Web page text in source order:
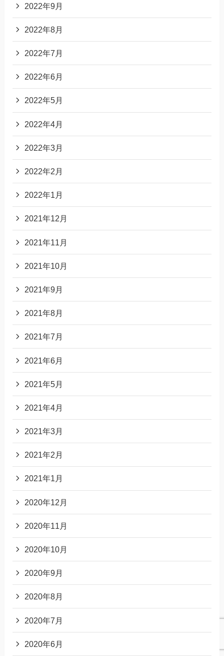
2022年9月
2022年8月
2022年7月
2022年6月
2022年5月
2022年4月
2022年3月
2022年2月
2022年1月
2021年12月
2021年11月
2021年10月
2021年9月
2021年8月
2021年7月
2021年6月
2021年5月
2021年4月
2021年3月
2021年2月
2021年1月
2020年12月
2020年11月
2020年10月
2020年9月
2020年8月
2020年7月
2020年6月